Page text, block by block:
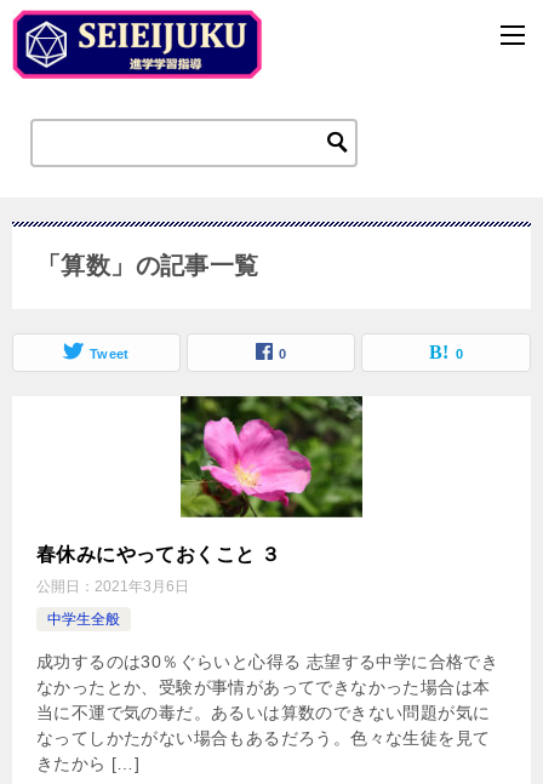
「算数」の記事一覧
Tweet 0 0
春休みにやっておくこと ３
公開日： 2021年3月6日
中学生全般
成功するのは30％ぐらいと心得る 志望する中学に合格でき
なかったとか、受験が事情があってできなかった場合は本
当に不運で気の毒だ。あるいは算数のできない問題が気に
なってしかたがない場合もあるだろう。色々な生徒を見て
きたから […]